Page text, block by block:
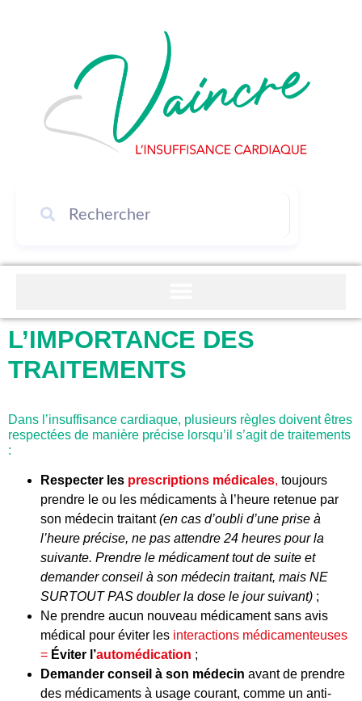
L’IMPORTANCE DES
TRAITEMENTS
Dans l’insuffisance cardiaque, plusieurs règles doivent êtres
respectées de manière précise lorsqu’il s’agit de traitements
:
Respecter les prescriptions médicales, toujours
prendre le ou les médicaments à l’heure retenue par
son médecin traitant(en cas d’oubli d’une prise à
l’heure précise, ne pas attendre 24 heures pour la
suivante. Prendre le médicament tout de suite et
demander conseil à son médecin traitant, mais NE
SURTOUT PAS doubler la dose le jour suivant) ;
Ne prendre aucun nouveau médicament sans avis
médical pour éviter les interactions médicamenteuses
= Éviter l’automédication ;
Demander conseil à son médecin avant de prendre
des médicaments à usage courant, comme un anti-